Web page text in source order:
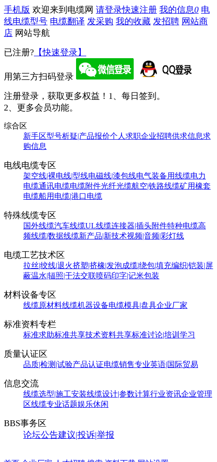
手机版 欢迎来到电缆网 请登录快速注册 我的信息0 电
线电缆型号 电缆翻译 发采购 我的收藏 发招聘 网站商
店 网站导航
已注册? 【快速登录】
用第三方扫码登录
注册登录，获取更多权益！ 1、每日签到。
2、更多会员功能。
综合区
新手区型号析疑|产品报价个人求职企业招聘供求信息求
购信息
电线电缆专区
架空线|裸电线|型线电磁线|漆包线电气装备用线缆电力
电缆通讯电缆电缆附件光纤光缆航空|铁路线缆矿用橡套
电缆船用电缆|港口电缆
特殊线缆专区
国外线缆汽车线缆UL线缆连接器|插头附件特种电缆高
频线缆|数据线缆新产品|新技术视频|音频|彩灯线
电缆工艺技术区
拉丝|绞线|退火挤塑|挤橡|发泡成缆|绕包|填充编织|铠装|屏
蔽温水|辐照|干法交联喷码印字|记米包装
材料设备专区
线缆原材料线缆机器设备电缆模具|盘具企业厂家
标准资料专栏
标准求助标准共享技术资料共享标准讨论|培训学习
质量认证区
品质|检测|试验产品认证电缆销售专业英语|国际贸易
信息交流
线缆选型|施工安装线缆设计|参数计算行业资讯企业管理
区线缆专业话题娱乐休闲
BBS事务区
论坛公告建议|投诉|举报